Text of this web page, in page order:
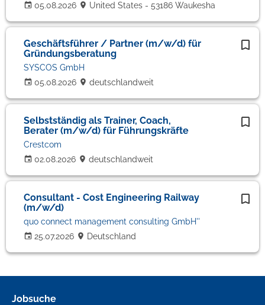
05.08.2026
United States - 53186 Waukesha
Geschäftsführer / Partner (m/w/d) für
Gründungsberatung
05.08.2026
SYSCOS GmbH
deutschlandweit
Selbstständig als Trainer, Coach,
Berater (m/w/d) für Führungskräfte
02.08.2026
Crestcom
deutschlandweit
Consultant - Cost Engineering Railway
(m/w/d)
25.07.2026
quo connect management consulting GmbH''
Deutschland
Jobsuche